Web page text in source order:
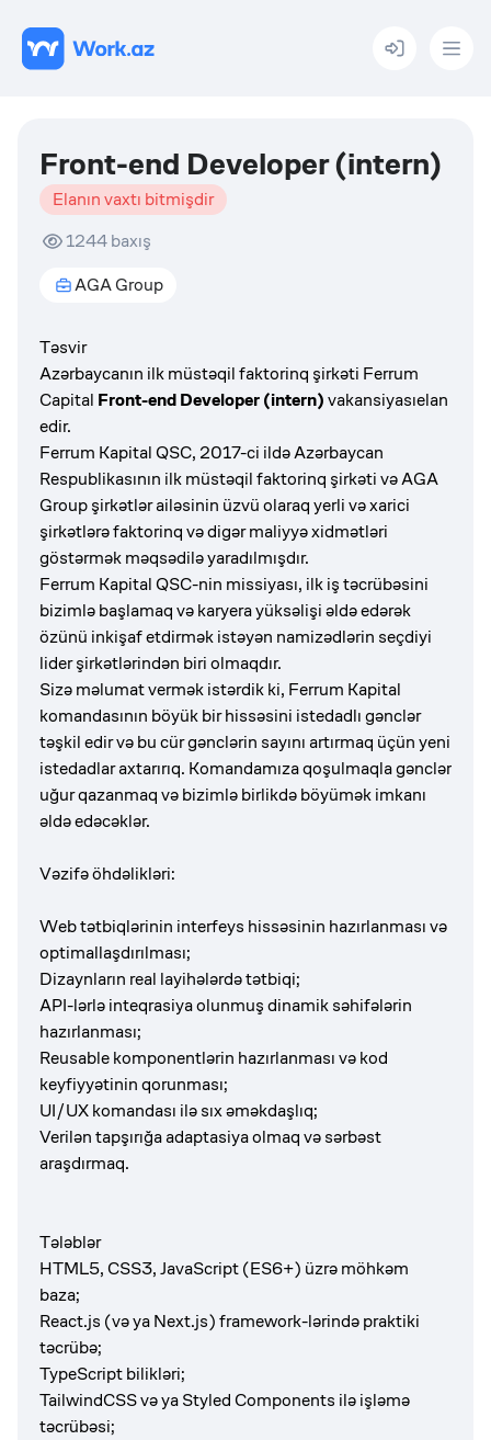
Menu
Front-end Developer (intern)
Elanın vaxtı bitmişdir
1244baxış
AGA Group
Təsvir
Azərbaycanın ilk müstəqil faktorinq şirkəti Ferrum
Capital Front-end Developer (intern)vakansiyasıelan
edir.
Ferrum Kapital QSC, 2017-ci ildə Azərbaycan
Respublikasının ilk müstəqil faktorinq şirkəti və AGA
Group şirkətlər ailəsinin üzvü olaraq yerli və xarici
şirkətlərə faktorinq və digər maliyyə xidmətləri
göstərmək məqsədilə yaradılmışdır.
Ferrum Kapital QSC-nin missiyası, ilk iş təcrübəsini
bizimlə başlamaq və karyera yüksəlişi əldə edərək
özünü inkişaf etdirmək istəyən namizədlərin seçdiyi
lider şirkətlərindən biri olmaqdır.
Sizə məlumat vermək istərdik ki, Ferrum Kapital
komandasının böyük bir hissəsini istedadlı gənclər
təşkil edir və bu cür gənclərin sayını artırmaq üçün yeni
istedadlar axtarırıq. Komandamıza qoşulmaqla gənclər
uğur qazanmaq və bizimlə birlikdə böyümək imkanı
əldə edəcəklər.
Vəzifə öhdəlikləri:
Web tətbiqlərinin interfeys hissəsinin hazırlanması və
optimallaşdırılması;
Dizaynların real layihələrdə tətbiqi;
API-lərlə inteqrasiya olunmuş dinamik səhifələrin
hazırlanması;
Reusable komponentlərin hazırlanması və kod
keyfiyyətinin qorunması;
UI/UX komandası ilə sıx əməkdaşlıq;
Verilən tapşırığa adaptasiya olmaq və sərbəst
araşdırmaq.
Tələblər
HTML5, CSS3, JavaScript (ES6+) üzrə möhkəm
baza;
React.js (və ya Next.js) framework-lərində praktiki
təcrübə;
TypeScript bilikləri;
TailwindCSS və ya Styled Components ilə işləmə
təcrübəsi;